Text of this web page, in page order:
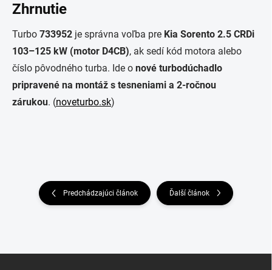
Zhrnutie
Turbo 733952 je správna voľba pre Kia Sorento 2.5 CRDi
103–125 kW (motor D4CB), ak sedí kód motora alebo
číslo pôvodného turba. Ide o nové turbodúchadlo
pripravené na montáž s tesneniami a 2-ročnou
zárukou. (noveturbo.sk)
Predchádzajúci článok Ďalší článok